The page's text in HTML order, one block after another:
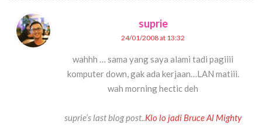
suprie
24/01/2008 at 13:32
wahhh … sama yang saya alami tadi pagiiii
komputer down, gak ada kerjaan…LAN matiii.
wah morning hectic deh
suprie’s last blog post..Klo lo jadi Bruce Al Mighty